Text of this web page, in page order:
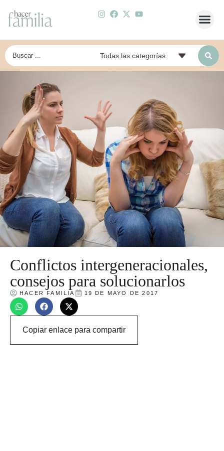
Conflictos intergeneracionales,
consejos para solucionarlos
HACER FAMILIA 19 DE MAYO DE 2017
Copiar enlace para compartir